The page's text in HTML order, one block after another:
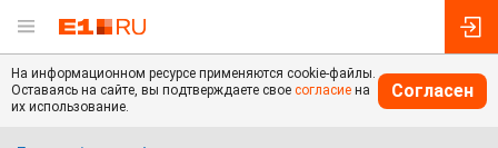
На информационном ресурсе применяются cookie-файлы.
Оставаясь на сайте, вы подтверждаете свое согласие на
их использование.
Согласен